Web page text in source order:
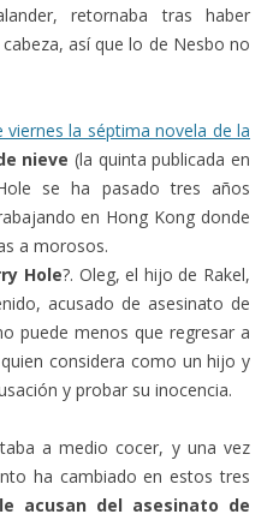
retornaba tras haber
así que lo de Nesbo no
viernes la séptima novela de la
nieve (la quinta publicada en
se ha pasado tres años
en Hong Kong donde
a morosos.
Hole?. Oleg, el hijo de Rakel,
acusado de asesinato de
puede menos que regresar a
considera como un hijo y
y probar su inocencia.
a medio cocer, y una vez
ha cambiado en estos tres
acusan del asesinato de